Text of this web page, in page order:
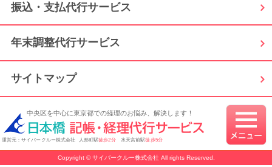
振込・支払代行サービス
年末調整代行サービス
サイトマップ
中央区を中心に東京都での経理のお悩み、解決します！
運営元：サイバークルー株式会社 人形町駅徒歩2分水天宮前駅徒歩5分
Copyright © サイバークルー株式会社 All rights Reserved.